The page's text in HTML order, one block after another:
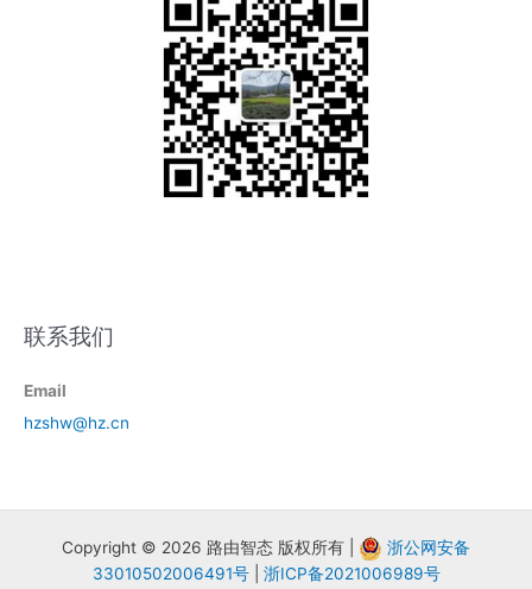
联系我们
Email
hzshw@hz.cn
Copyright © 2026 路由智态 版权所有 |
浙公网安备
33010502006491号| 浙ICP备2021006989号